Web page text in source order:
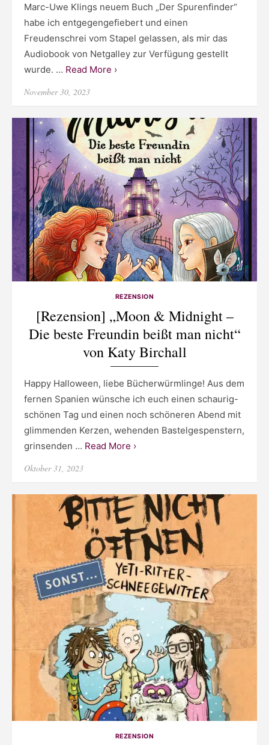
Marc-Uwe Klings neuem Buch „Der Spurenfinder“
habe ich entgegengefiebert und einen
Freudenschrei vom Stapel gelassen, als mir das
Audiobook von Netgalley zur Verfügung gestellt
wurde. … Read More ›
Posted
November 30, 2023
REZENSION
[Rezension] „Moon & Midnight –
Die beste Freundin beißt man nicht“
von Katy Birchall
Happy Halloween, liebe Bücherwürmlinge! Aus dem
fernen Spanien wünsche ich euch einen schaurig-
schönen Tag und einen noch schöneren Abend mit
glimmenden Kerzen, wehenden Bastelgespenstern,
grinsenden … Read More ›
Posted
Oktober 31, 2023
REZENSION